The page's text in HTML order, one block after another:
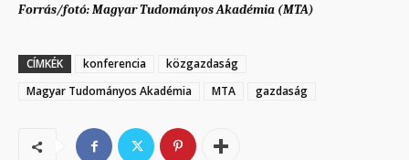
Forrás/fotó: Magyar Tudományos Akadémia (MTA)
CÍMKÉK konferencia
közgazdaság
Magyar Tudományos Akadémia
MTA gazdaság